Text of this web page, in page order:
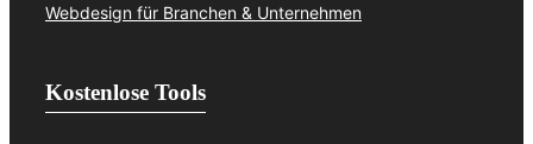
Webdesign für Branchen & Unternehmen
Kostenlose Tools